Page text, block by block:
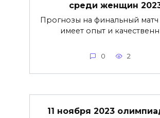
среди женщин
Прогнозы на финальный
имеет опыт и
0 2
11 ноября 2023